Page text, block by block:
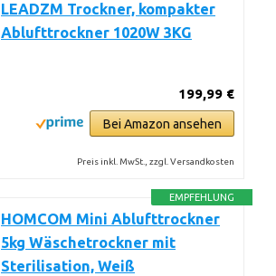
LEADZM Trockner, kompakter
Ablufttrockner 1020W 3KG
199,99 €
Bei Amazon ansehen
Preis inkl. MwSt., zzgl. Versandkosten
EMPFEHLUNG
HOMCOM Mini Ablufttrockner
5kg Wäschetrockner mit
Sterilisation, Weiß